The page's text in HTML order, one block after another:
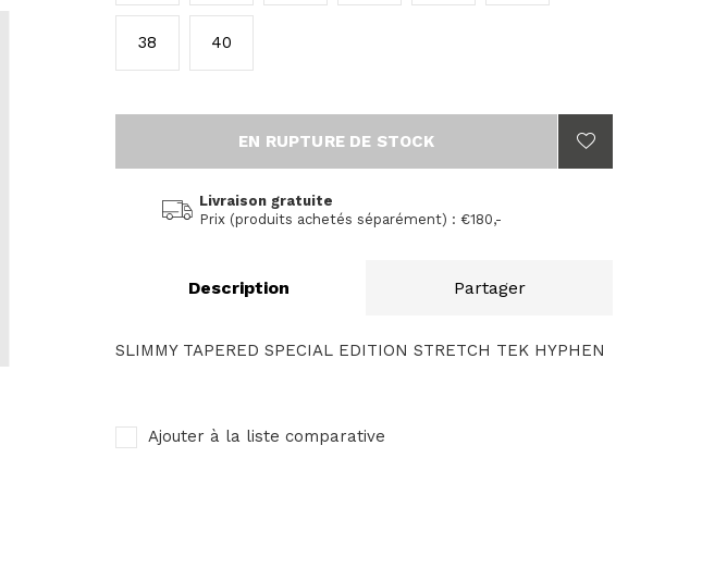
38 40
EN RUPTURE DE STOCK
Livraison gratuite
Prix (produits achetés séparément) : €180,-
Description Partager
SLIMMY TAPERED SPECIAL EDITION STRETCH TEK HYPHEN
Ajouter à la liste comparative